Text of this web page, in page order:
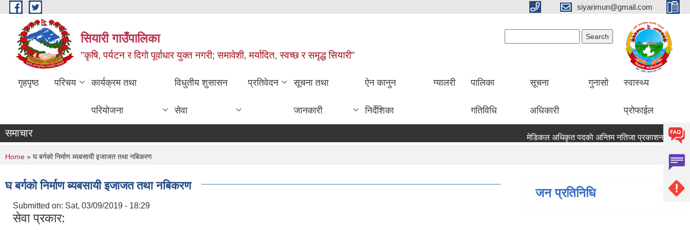
Skip to main content siyarimun@gmail.com
सियारी गाउँपालिका
"कृषि, पर्यटन र दिगो पूर्वाधार युक्त नगरी; समावेशी, मर्यादित, स्वच्छ र समृद्ध सियारी"
गृहपृष्ठ परिचय कार्यक्रम तथा
परियोजना
विधुतीय शुसासन
सेवा
प्रतिवेदन सूचना तथा
जानकारी
ऐन कानुन
निर्देशिका
ग्यालरी पालिका
गतिविधि
सूचना
अधिकारी
गुनासो स्वास्थ्य
प्रोफाईल
समाचार मेडिकल अधिकृत पदकाे अन्तिम नतिजा प्रकाशन
You are here
Home » घ बर्गको निर्माण ब्यबसायी इजाजत तथा नबिकरण
घ बर्गको निर्माण ब्यबसायी इजाजत तथा नबिकरण
Submitted on: Sat, 03/09/2019 - 18:29
सेवा प्रकार:
जन प्रतिनिधि